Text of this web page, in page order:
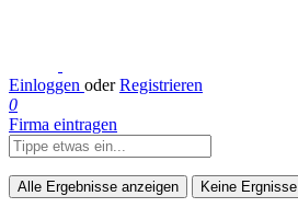
Einloggen oder Registrieren
0
Firma eintragen
Alle Ergebnisse anzeigen Keine Ergnisse